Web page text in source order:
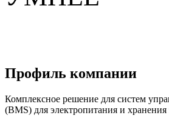
Профиль компании
Комплексное решение для систем
(BMS) для электропитания и хранения